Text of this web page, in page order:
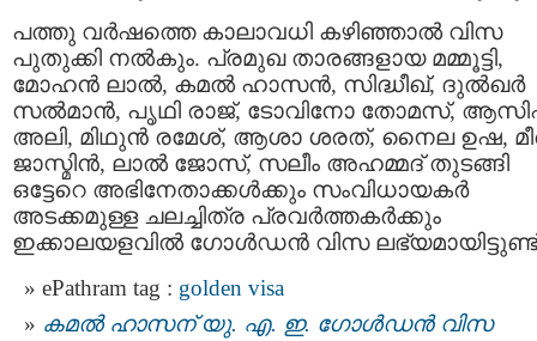
പത്തു വര്‍ഷത്തെ കാലാവധി കഴിഞ്ഞാല്‍ വിസ
പുതുക്കി നല്‍കും. പ്രമുഖ താരങ്ങളായ മമ്മൂട്ടി,
മോഹന്‍ ലാല്‍, കമല്‍ ഹാസന്‍, സിദ്ധീഖ്, ദുല്‍ഖര്‍
സല്‍മാന്‍, പൃഥി രാജ്, ടോവിനോ തോമസ്,
അലി, മിഥുന്‍ രമേശ്, ആശാ ശരത്, നൈല ഉഷ,
ജാസ്മിന്‍, ലാല്‍ ജോസ്, സലീം അഹമ്മദ് തുടങ്ങി
ഒട്ടേറെ അഭിനേതാക്കള്‍ക്കും സംവിധായകര്‍
അടക്കമുള്ള ചലച്ചിത്ര പ്രവര്‍ത്തകര്‍ക്കും
ഇക്കാലയളവില്‍ ഗോള്‍ഡന്‍ വിസ
ePathram tag : golden visa
കമൽ ഹാസന് യു. എ. ഇ. ഗോൾഡൻ വിസ